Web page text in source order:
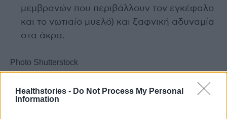
Healthstories - Do Not Process My Personal
Information
μεμβρανών που περιβάλλουν τον εγκέφαλο
και το νωτιαίο μυελό) και ξαφνική αδυναμία
στα άκρα.
Photo Shutterstock
Διαβάστε επίσης